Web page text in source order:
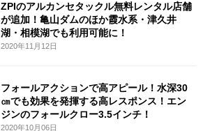
ZPIのアルカンセタックル無料レンタル店舗
が追加！亀山ダムのほか霞水系・津久井
湖・相模湖でも利用可能に！
2020年11月12日
フォールアクションで高アピール！水深30
㎝でも効果を発揮する高レスポンス！エン
ジンのフォールクロー3.5インチ！
2020年10月06日